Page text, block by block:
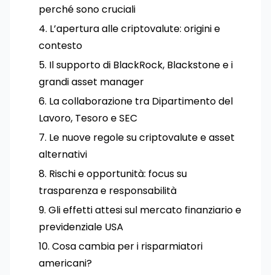
perché sono cruciali
L’apertura alle criptovalute: origini e
contesto
Il supporto di BlackRock, Blackstone e i
grandi asset manager
La collaborazione tra Dipartimento del
Lavoro, Tesoro e SEC
Le nuove regole su criptovalute e asset
alternativi
Rischi e opportunità: focus su
trasparenza e responsabilità
Gli effetti attesi sul mercato finanziario e
previdenziale USA
Cosa cambia per i risparmiatori
americani?